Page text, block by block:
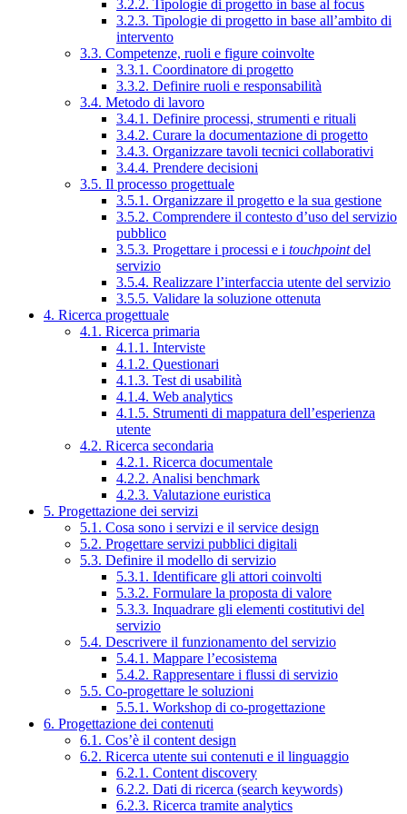
3.2.2. Tipologie di progetto in base al focus
3.2.3. Tipologie di progetto in base all’ambito di
intervento
3.3. Competenze, ruoli e figure coinvolte
3.3.1. Coordinatore di progetto
3.3.2. Definire ruoli e responsabilità
3.4. Metodo di lavoro
3.4.1. Definire processi, strumenti e rituali
3.4.2. Curare la documentazione di progetto
3.4.3. Organizzare tavoli tecnici collaborativi
3.4.4. Prendere decisioni
3.5. Il processo progettuale
3.5.1. Organizzare il progetto e la sua gestione
3.5.2. Comprendere il contesto d’uso del servizio
pubblico
3.5.3. Progettare i processi e i touchpointdel
servizio
3.5.4. Realizzare l’interfaccia utente del servizio
3.5.5. Validare la soluzione ottenuta
4. Ricerca progettuale
4.1. Ricerca primaria
4.1.1. Interviste
4.1.2. Questionari
4.1.3. Test di usabilità
4.1.4. Web analytics
4.1.5. Strumenti di mappatura dell’esperienza
utente
4.2. Ricerca secondaria
4.2.1. Ricerca documentale
4.2.2. Analisi benchmark
4.2.3. Valutazione euristica
5. Progettazione dei servizi
5.1. Cosa sono i servizi e il service design
5.2. Progettare servizi pubblici digitali
5.3. Definire il modello di servizio
5.3.1. Identificare gli attori coinvolti
5.3.2. Formulare la proposta di valore
5.3.3. Inquadrare gli elementi costitutivi del
servizio
5.4. Descrivere il funzionamento del servizio
5.4.1. Mappare l’ecosistema
5.4.2. Rappresentare i flussi di servizio
5.5. Co-progettare le soluzioni
5.5.1. Workshop di co-progettazione
6. Progettazione dei contenuti
6.1. Cos’è il content design
6.2. Ricerca utente sui contenuti e il linguaggio
6.2.1. Content discovery
6.2.2. Dati di ricerca (search keywords)
6.2.3. Ricerca tramite analytics